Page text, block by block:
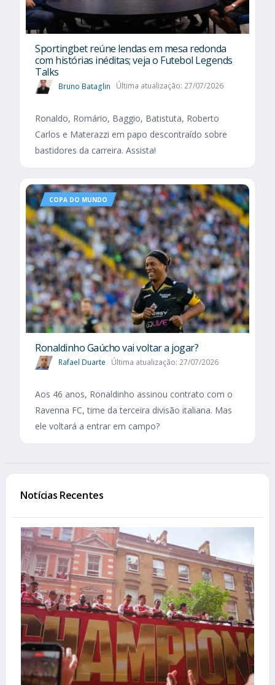
Sportingbet reúne lendas em mesa redonda
com histórias inéditas; veja o Futebol Legends
Talks
Bruno Bataglin Última atualização: 27/07/2026
Ronaldo, Romário, Baggio, Batistuta, Roberto
Carlos e Materazzi em papo descontraído sobre
bastidores da carreira. Assista!
COPA DO MUNDO
Ronaldinho Gaúcho vai voltar a jogar?
Rafael Duarte Última atualização: 27/07/2026
Aos 46 anos, Ronaldinho assinou contrato com o
Ravenna FC, time da terceira divisão italiana. Mas
ele voltará a entrar em campo?
Notícias Recentes